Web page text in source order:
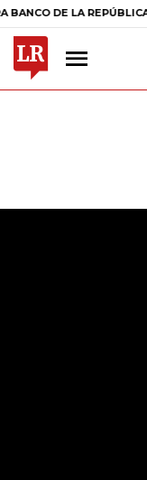
LA REPÚBLICA $